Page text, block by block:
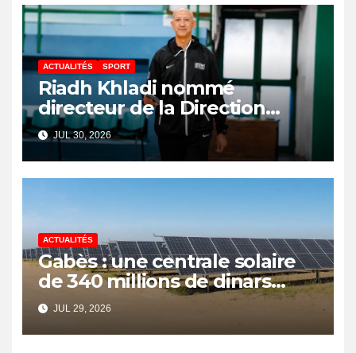
ACTUALITÉS SPORT
Riadh Khladi nommé
directeur de la Direction
Nationale de l’Arbitrage
JUL 30, 2026
ACTUALITÉS
Gabès : une centrale solaire
de 340 millions de dinars
pour renforcer la transition
énergétique et créer 400
emplois
JUL 29, 2026